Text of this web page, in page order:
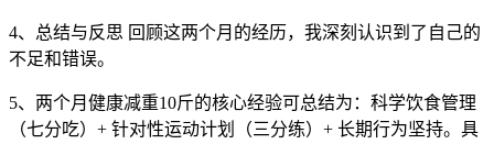
4、总结与反思 回顾这两个月的经历，我深刻认识到了自己的
不足和错误。
5、两个月健康减重10斤的核心经验可总结为：科学饮食管理
（七分吃）+ 针对性运动计划（三分练）+ 长期行为坚持。具